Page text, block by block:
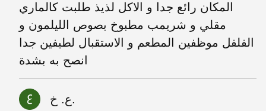
المكان رائع جدا و الاكل لذيذ طلبت كالماري
مقلي و شريمب مطبوخ بصوص الليلمون و
الفلفل موظفين المطعم و الاستقبال لطيفين جدا
انصح به بشدة
ع. خ.